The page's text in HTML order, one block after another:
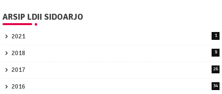
ARSIP LDII SIDOARJO
2021 1
2018 9
2017 26
2016 34